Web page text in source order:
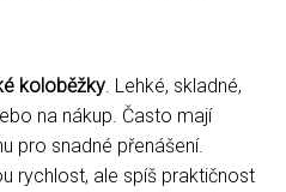
koloběžky . Lehké, skladné,
na nákup. Často mají
pro snadné přenášení.
rychlost, ale spíš praktičnost